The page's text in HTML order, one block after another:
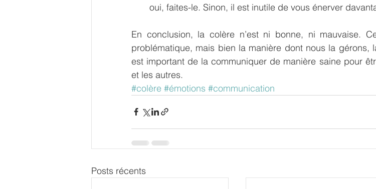
oui, faites-le. Sinon, il est inutile de vous énerver
En conclusion, la colère n’est ni bonne, ni mauvaise.
problématique, mais bien la manière dont nous la gérons,
est important de la communiquer de manière saine pour
et les autres.
#colère #émotions #communication
Posts récents